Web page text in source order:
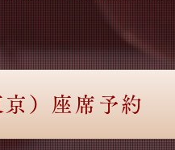
）座席予約